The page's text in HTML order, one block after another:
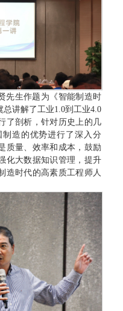
先生作题为《智能制造时
讲解了工业1.0到工业4.0
了剖析，针对历史上的几
造的优势进行了深入分
质量、效率和成本，鼓励
化大数据知识管理，提升
造时代的高素质工程师人